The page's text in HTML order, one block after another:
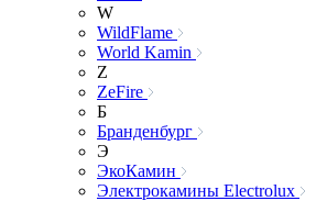
W
WildFlame
World Kamin
Z
ZeFire
Б
Бранденбург
Э
ЭкоКамин
Электрокамины Electrolux